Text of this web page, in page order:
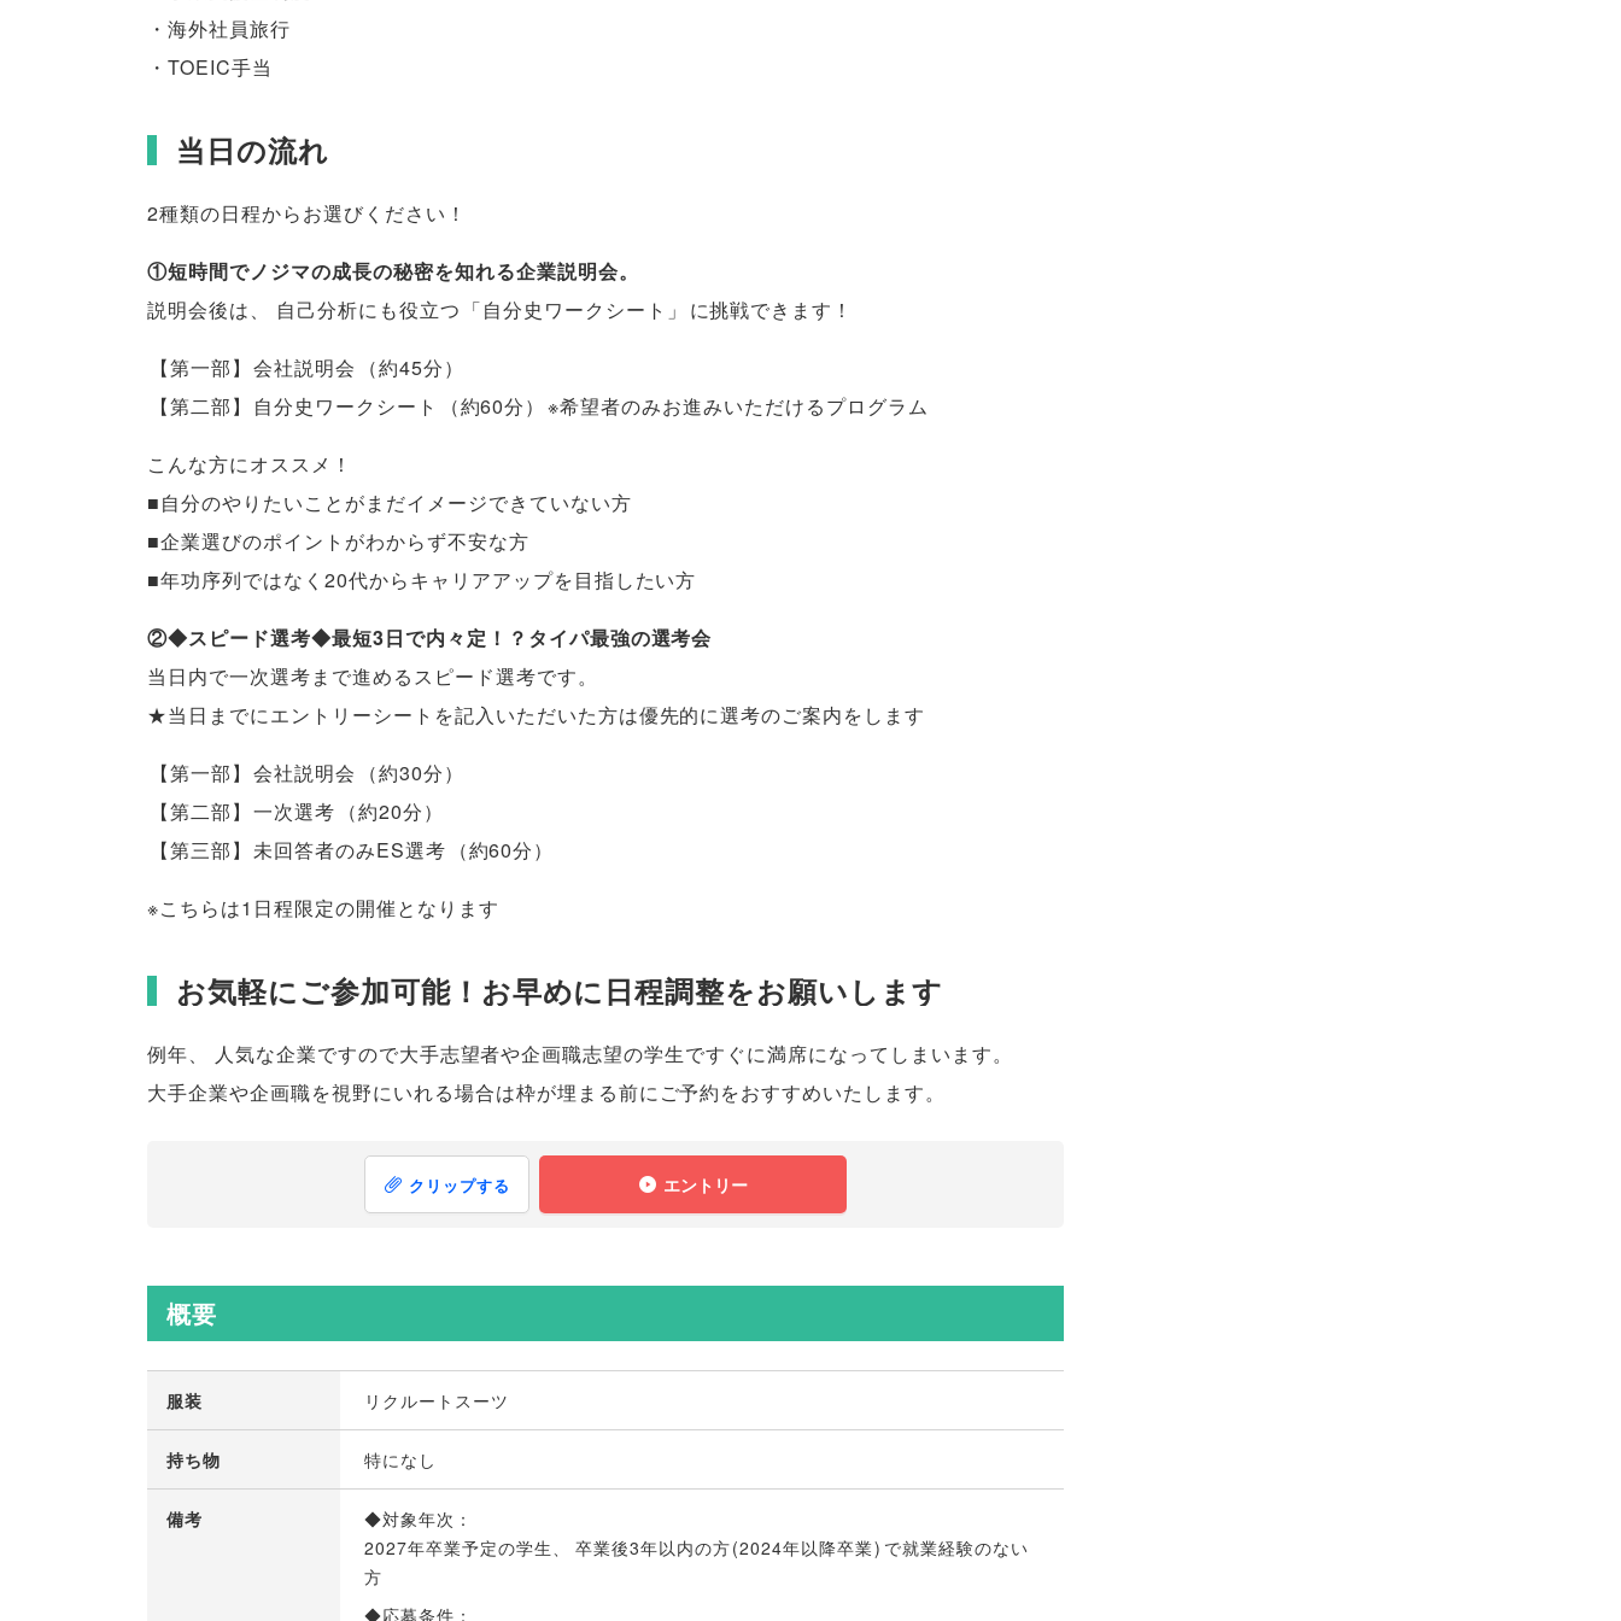
・海外社員旅行
・TOEIC手当
当日の流れ
2種類の日程からお選びください！
①短時間でノジマの成長の秘密を知れる企業説明会。
説明会後は、 自己分析にも役立つ 「自分史ワークシート 」 に挑戦できます！
【第一部】 会社説明会 （約45分）
【第二部】 自分史ワークシート （約60分） ※希望者のみお進みいただけるプログラム
こんな方にオススメ！
■自分のやりたいことがまだイメージできていない方
■企業選びのポイントがわからず不安な方
■年功序列ではなく20代からキャリアアップを目指したい方
②◆スピード選考◆最短3日で内々定！？タイパ最強の選考会
当日内で一次選考まで進めるスピード選考です。
★当日までにエントリーシートを記入いただいた方は優先的に選考のご案内をします
【第一部】 会社説明会 （約30分）
【第二部】 一次選考 （約20分）
【第三部】 未回答者のみES選考 （約60分）
※こちらは1日程限定の開催となります
お気軽にご参加可能！お早めに日程調整をお願いします
例年、 人気な企業ですので大手志望者や企画職志望の学生ですぐに満席になってしまいます。
大手企業や企画職を視野にいれる場合は枠が埋まる前にご予約をおすすめいたします。
クリップする エントリー
概要
服装 リクルートスーツ
持ち物 特になし
備考
◆対象年次：
2027年卒業予定の学生、 卒業後3年以内の方(2024年以降卒業) で就業経験のない
方
◆応募条件：